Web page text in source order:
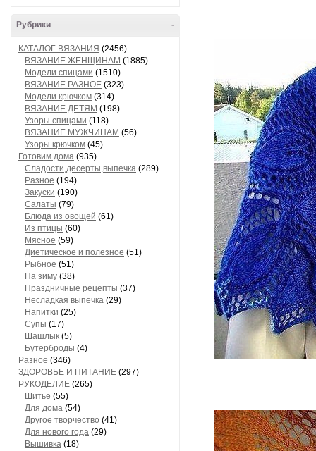
-
Рубрики
КАТАЛОГ ВЯЗАНИЯ (2456)
ВЯЗАНИЕ ЖЕНЩИНАМ (1885)
Модели спицами (1510)
ВЯЗАНИЕ РАЗНОЕ (323)
Модели крючком (314)
ВЯЗАНИЕ ДЕТЯМ (198)
Узоры спицами (118)
ВЯЗАНИЕ МУЖЧИНАМ (56)
Узоры крючком (45)
Готовим дома (935)
Сладости,десерты,выпечка (289)
Разное (194)
Закуски (190)
Салаты (79)
Блюда из овощей (61)
Из птицы (60)
Мясное (59)
Диетическое и полезное (51)
Рыбное (51)
На зиму (38)
Праздничные рецепты (37)
Несладкая выпечка (29)
Напитки (25)
Супы (17)
Шашлык (5)
Бутерброды (4)
Разное (346)
ЗДОРОВЬЕ И ПИТАНИЕ (297)
РУКОДЕЛИЕ (265)
Шитье (55)
Для дома (54)
Другое творчество (41)
Для нового года (29)
Вышивка (18)